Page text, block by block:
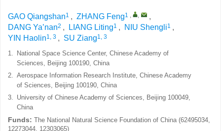
GAO Qiangshan1 , ZHANG Feng1 , ,
,
DANG Ya’nan2 , LIANG Liting1 , NIU Shengli1 ,
YIN Haolin1, 3 , SU Ziang1, 3
1.
National Space Science Center, Chinese Academy of
Sciences, Beijing 100190, China
2. Aerospace Information Research Institute, Chinese Academy
of Sciences, Beijing 100190, China
3. University of Chinese Academy of Sciences, Beijing 100049,
China
Funds: The National Natural Science Foundation of China (62495034,
12273044, 12303065)